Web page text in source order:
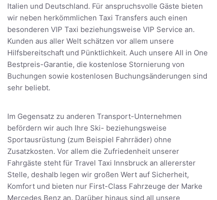
Italien und Deutschland. Für anspruchsvolle Gäste bieten
wir neben herkömmlichen Taxi Transfers auch einen
besonderen VIP Taxi beziehungsweise VIP Service an.
Kunden aus aller Welt schätzen vor allem unsere
Hilfsbereitschaft und Pünktlichkeit. Auch unsere All in One
Bestpreis-Garantie, die kostenlose Stornierung von
Buchungen sowie kostenlosen Buchungsänderungen sind
sehr beliebt.
Im Gegensatz zu anderen Transport-Unternehmen
befördern wir auch Ihre Ski- beziehungsweise
Sportausrüstung (zum Beispiel Fahrräder) ohne
Zusatzkosten. Vor allem die Zufriedenheit unserer
Fahrgäste steht für Travel Taxi Innsbruck an allererster
Stelle, deshalb legen wir großen Wert auf Sicherheit,
Komfort und bieten nur First-Class Fahrzeuge der Marke
Mercedes Benz an. Darüber hinaus sind all unsere